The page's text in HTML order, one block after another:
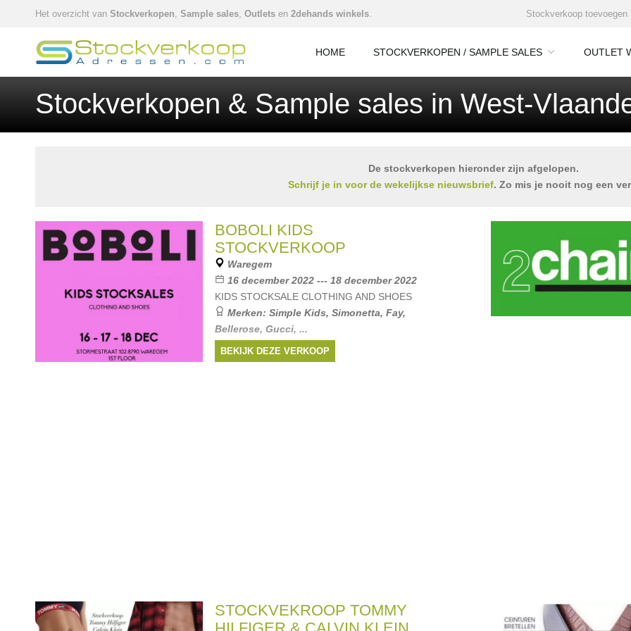
Het overzicht van Stockverkopen, Sample sales, Outlets en 2dehands winkels. Stockverkoop toevoegen
HOME STOCKVERKOPEN / SAMPLE SALES OUTLET
Stockverkopen & Sample sales in West-
De stockverkopen hieronder zijn afgelopen.
Schrijf je in voor de wekelijkse nieuwsbrief. Zo mis je nooit nog een
BOBOLI KIDS
STOCKVERKOOP
Waregem
16 december 2022 --- 18 december 2022
KIDS STOCKSALE CLOTHING AND SHOES
Merken: Simple Kids, Simonetta, Fay,
Bellerose, Gucci, ...
BEKIJK DEZE VERKOOP
STOCKVEKROOP TOMMY